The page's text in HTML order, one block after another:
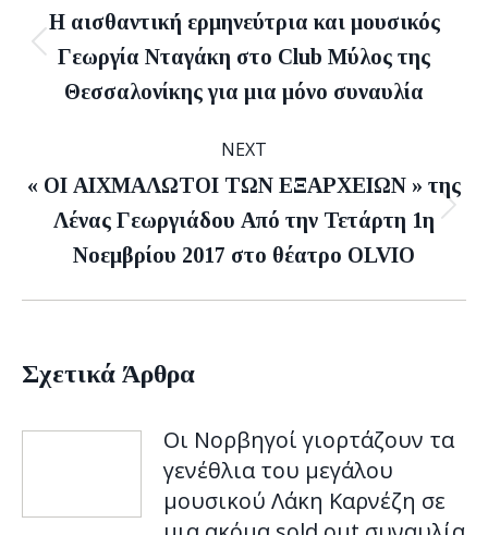
Previous
post:
Η αισθαντική ερμηνεύτρια και μουσικός
Γεωργία Νταγάκη στο Club Μύλος της
Θεσσαλονίκης για μια μόνο συναυλία
NEXT
Next
post:
« ΟΙ ΑΙΧΜΑΛΩΤΟΙ ΤΩΝ ΕΞΑΡΧΕΙΩΝ » της
Λένας Γεωργιάδου Από την Τετάρτη 1η
Νοεμβρίου 2017 στο θέατρο OLVIO
Σχετικά Άρθρα
Οι Νορβηγοί γιορτάζουν τα
γενέθλια του μεγάλου
μουσικού Λάκη Καρνέζη σε